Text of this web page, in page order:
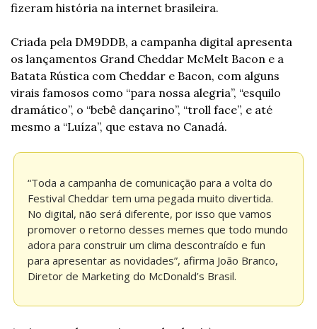
fizeram história na internet brasileira.
Criada pela DM9DDB, a campanha digital apresenta
os lançamentos Grand Cheddar McMelt Bacon e a
Batata Rústica com Cheddar e Bacon, com alguns
virais famosos como “para nossa alegria”, “esquilo
dramático”, o “bebê dançarino”, “troll face”, e até
mesmo a “Luíza”, que estava no Canadá.
“Toda a campanha de comunicação para a volta do
Festival Cheddar tem uma pegada muito divertida.
No digital, não será diferente, por isso que vamos
promover o retorno desses memes que todo mundo
adora para construir um clima descontraído e fun
para apresentar as novidades”, afirma João Branco,
Diretor de Marketing do McDonald’s Brasil.